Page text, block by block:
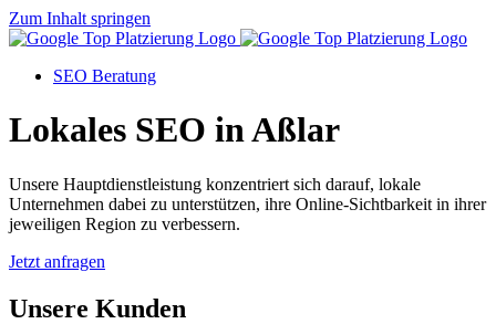
Zum Inhalt springen
SEO Beratung
Lokales SEO in Aßlar
Unsere Hauptdienstleistung konzentriert sich darauf, lokale
Unternehmen dabei zu unterstützen, ihre Online-Sichtbarkeit in ihrer
jeweiligen Region zu verbessern.
Jetzt anfragen
Unsere Kunden